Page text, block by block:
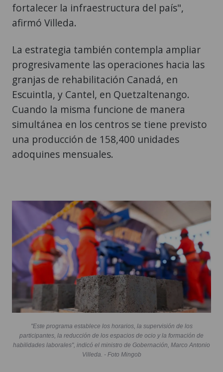
fortalecer la infraestructura del país",
afirmó Villeda.
La estrategia también contempla ampliar
progresivamente las operaciones hacia las
granjas de rehabilitación Canadá, en
Escuintla, y Cantel, en Quetzaltenango.
Cuando la misma funcione de manera
simultánea en los centros se tiene previsto
una producción de 158,400 unidades
adoquines mensuales.
"Este programa establece los horarios, la supervisión de los
participantes, la reducción de los espacios de ocio y la formación de
habilidades laborales", indicó el ministro de Gobernación, Marco Antonio
Villeda. - Foto Mingob